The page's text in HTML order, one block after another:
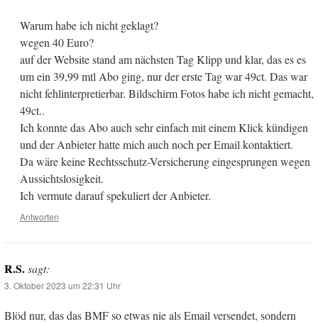
Warum habe ich nicht geklagt?
wegen 40 Euro?
auf der Website stand am nächsten Tag Klipp und klar, das es es
um ein 39,99 mtl Abo ging, nur der erste Tag war 49ct. Das war
nicht fehlinterpretierbar. Bildschirm Fotos habe ich nicht gemacht,
49ct..
Ich konnte das Abo auch sehr einfach mit einem Klick kündigen
und der Anbieter hatte mich auch noch per Email kontaktiert.
Da wäre keine Rechtsschutz-Versicherung eingesprungen wegen
Aussichtslosigkeit.
Ich vermute darauf spekuliert der Anbieter.
Antworten
R.S.sagt:
3. Oktober 2023 um 22:31 Uhr
Blöd nur, das das BMF so etwas nie als Email versendet, sondern